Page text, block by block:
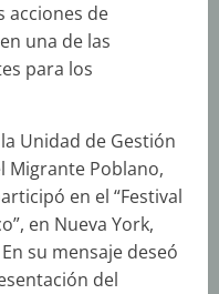
acciones de
una de las
para los
Unidad de Gestión
Migrante Poblano,
en el “Festival
en Nueva York,
su mensaje deseó
del